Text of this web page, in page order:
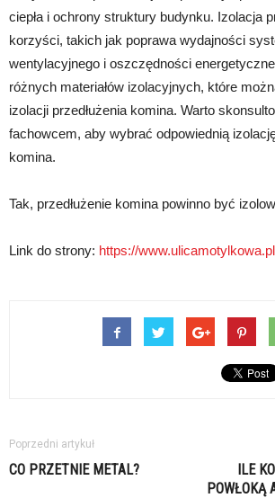
ciepła i ochrony struktury budynku. Izolacja
korzyści, takich jak poprawa wydajności
wentylacyjnego i oszczędności
różnych materiałów izolacyjnych, które
izolacji przedłużenia komina. Warto
fachowcem, aby wybrać odpowiednią
komina.
Tak, przedłużenie komina powinno być
Link do strony: https://
Poprzedni artykuł
CO PRZETNIE METAL?
ILE
POWŁOKĄ